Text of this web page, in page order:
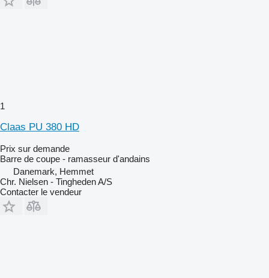
1
Claas PU 380 HD
Prix sur demande
Barre de coupe - ramasseur d'andains
Danemark, Hemmet
Chr. Nielsen - Tingheden A/S
Contacter le vendeur